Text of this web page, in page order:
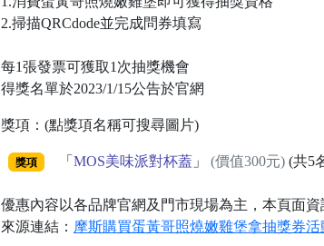
2.掃描QRCdode並完成問券填寫
每1張發票可獲取1次抽獎機會
得獎名單於2023/1/15公告於官網
獎項：(點獎項名稱可搜尋圖片)
獎項 「 MOS美味派對杯蓋」 (價值300元)(共5
優惠內容以各品牌官網及門市現場為主，本頁面資
來源連結： 摩斯購買蛋黃哥照燒嫩雞堡拿抽獎券活